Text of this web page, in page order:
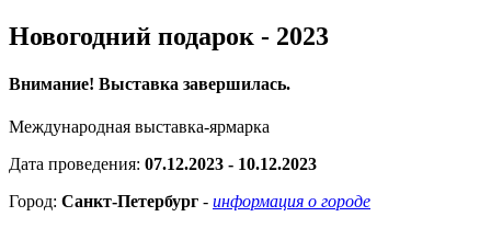
Новогодний подарок - 2023
Внимание! Выставка завершилась.
Международная выставка-ярмарка
Дата проведения: 07.12.2023 - 10.12.2023
Город: Санкт-Петербург - информация о городе